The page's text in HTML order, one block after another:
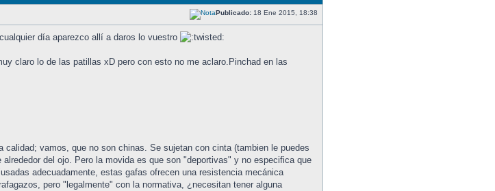
Publicado: 18 Ene 2015, 18:38
día aparezco allí a daros lo vuestro
claro lo de las patillas xD pero con esto no me aclaro.Pinchad en las
vamos, que no son chinas. Se sujetan con cinta (tambien le puedes
del ojo. Pero la movida es que son "deportivas" y no especifica que
adecuadamente, estas gafas ofrecen una resistencia mecánica
pero "legalmente" con la normativa, ¿necesitan tener alguna